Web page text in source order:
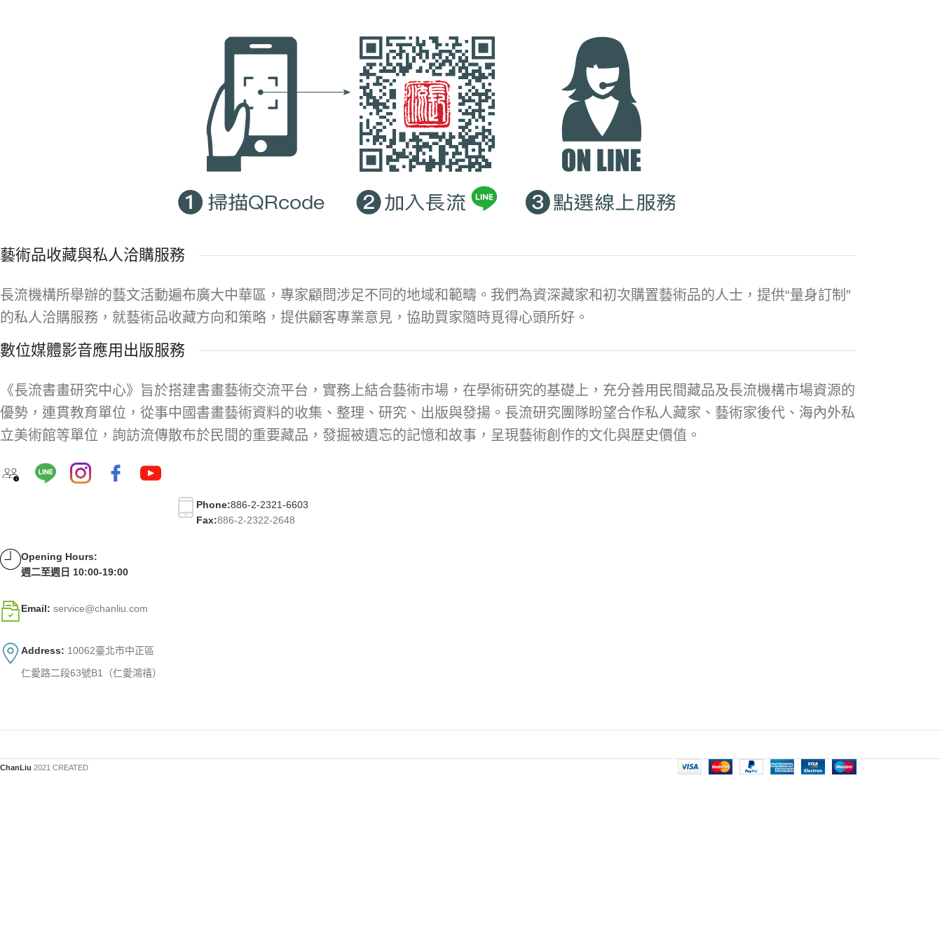
藝術品收藏與私人洽購服務
長流機構所舉辦的藝文活動遍布廣大中華區，專家顧問涉足不同的地域和範疇。我們為資深藏家和初次購置藝術品的人士，提供“量身訂制”
的私人洽購服務，就藝術品收藏方向和策略，提供顧客專業意見，協助買家隨時覓得心頭所好。
數位媒體影音應用出版服務
《長流書畫研究中心》旨於搭建書畫藝術交流平台，實務上結合藝術市場，在學術研究的基礎上，充分善用民間藏品及長流機構市場資源的
優勢，連貫教育單位，從事中國書畫藝術資料的收集、整理、研究、出版與發揚。長流研究團隊盼望合作私人藏家、藝術家後代、海內外私
立美術館等單位，詢訪流傳散布於民間的重要藏品，發掘被遺忘的記憶和故事，呈現藝術創作的文化與歷史價值。
Phone:886-2-2321-6603
Fax:886-2-2322-2648
Opening Hours:
週二至週日 10:00-19:00
Email: service@chanliu.com
Address: 10062臺北市中正區
仁愛路二段63號B1（仁愛鴻禧）
ChanLiu 2021 CREATED